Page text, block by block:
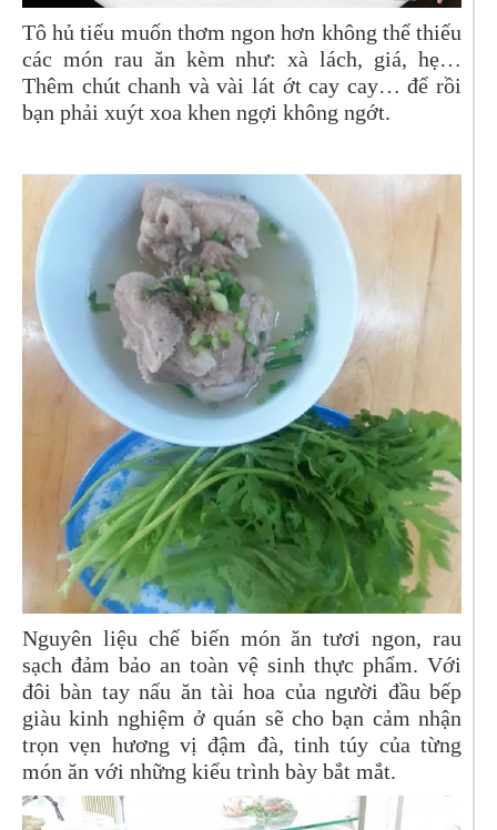
Tô hủ tiếu muốn thơm ngon hơn không thể thiếu
các món rau ăn kèm như: xà lách, giá, hẹ…
Thêm chút chanh và vài lát ớt cay cay… để rồi
bạn phải xuýt xoa khen ngợi không ngớt.
Nguyên liệu chế biến món ăn tươi ngon, rau
sạch đảm bảo an toàn vệ sinh thực phẩm. Với
đôi bàn tay nấu ăn tài hoa của người đầu bếp
giàu kinh nghiệm ở quán sẽ cho bạn cảm nhận
trọn vẹn hương vị đậm đà, tinh túy của từng
món ăn với những kiểu trình bày bắt mắt.